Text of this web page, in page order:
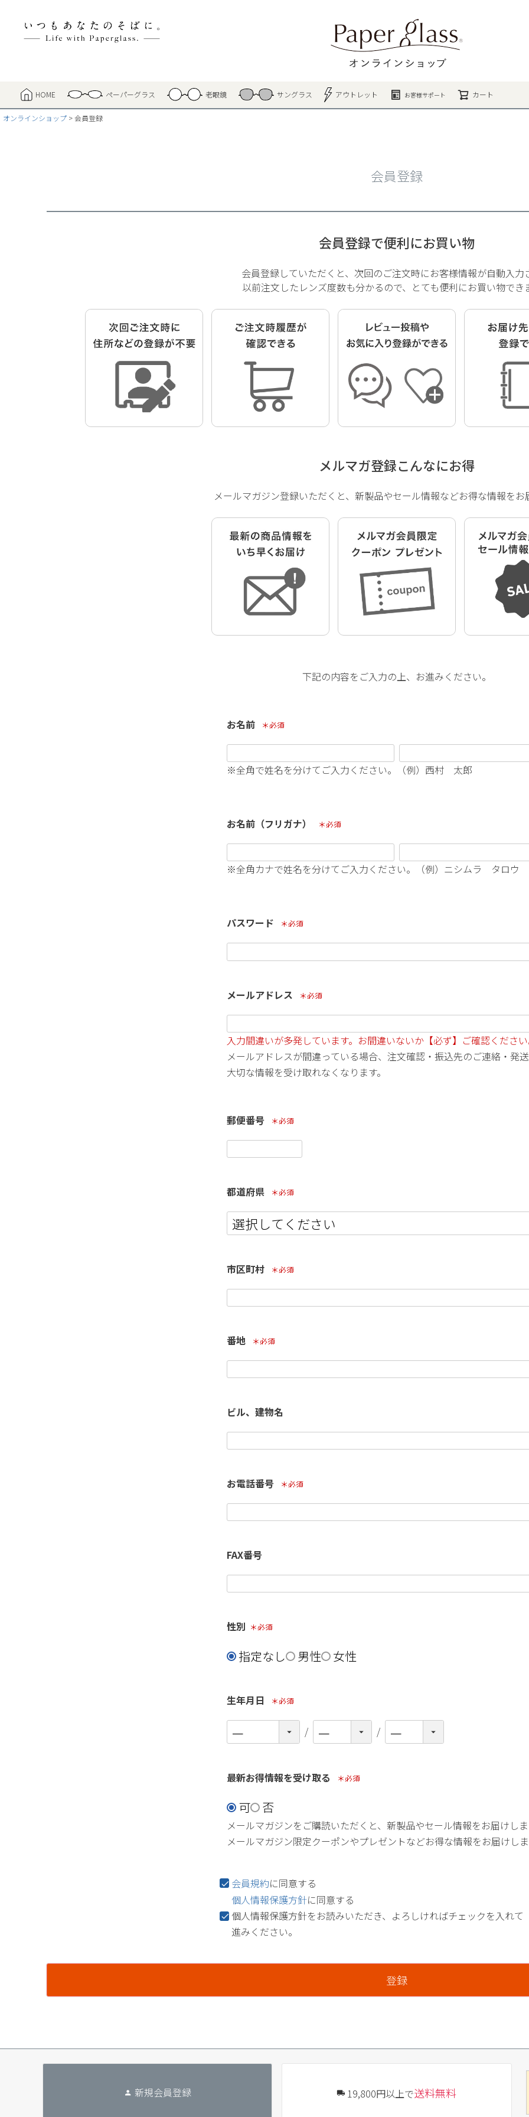
HOME ペーパーグラス 老眼鏡 サングラス アウトレット お客様サポート カート
検索
オンラインショップ 会員登録
会員登録
会員登録で便利にお買い物
会員登録していただくと、次回のご注文時にお客様情報が自動入力
以前注文したレンズ度数も分かるので、とても便利にお買い物でき
メルマガ登録こんなにお得
メールマガジン登録いただくと、新製品やセール情報などお得な情報をお
下記の内容をご入力の上、お進みください。
お名前
※全角で姓名を分けてご入力ください。（例）西村 太郎
お名前（フリガナ）
※全角カナで姓名を分けてご入力ください。（例）ニシムラ タロウ
パスワード
メールアドレス
入力間違いが多発しています。お間違いないか【必ず】ご確認ください
メールアドレスが間違っている場合、注文確認・振込先のご連絡・発
大切な情報を受け取れなくなります。
郵便番号
都道府県
市区町村
番地
ビル、建物名
お電話番号
FAX番号
性別
指定なし 男性 女性
生年月日
最新お得情報を受け取る
可 否
メールマガジンをご購読いただくと、新製品やセール情報をお届けし
メールマガジン限定クーポンやプレゼントなどお得な情報をお届けしま
会員規約に同意する
個人情報保護方針に同意する
個人情報保護方針をお読みいただき、よろしければチェックを入れて
進みください。
登録
新規会員登録 19,800円以上で送料無料